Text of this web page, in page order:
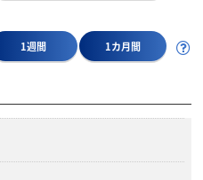
1週間 1カ月間